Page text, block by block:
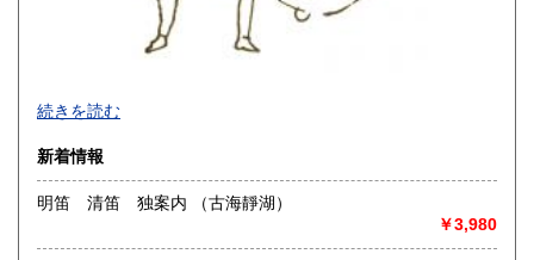
最寄駅：名古屋市営地下鉄鶴舞線
営業時間：12:00～18:00
定休日：火曜日定休(仕入れのため不定休となる場合がござい
続きを読む
新着情報
明笛 清笛 独案内 （古海靜湖）
￥3,980